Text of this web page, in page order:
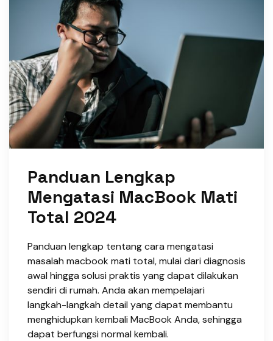
Panduan Lengkap
Mengatasi MacBook Mati
Total 2024
Panduan lengkap tentang cara mengatasi
masalah macbook mati total, mulai dari diagnosis
awal hingga solusi praktis yang dapat dilakukan
sendiri di rumah. Anda akan mempelajari
langkah-langkah detail yang dapat membantu
menghidupkan kembali MacBook Anda, sehingga
dapat berfungsi normal kembali.